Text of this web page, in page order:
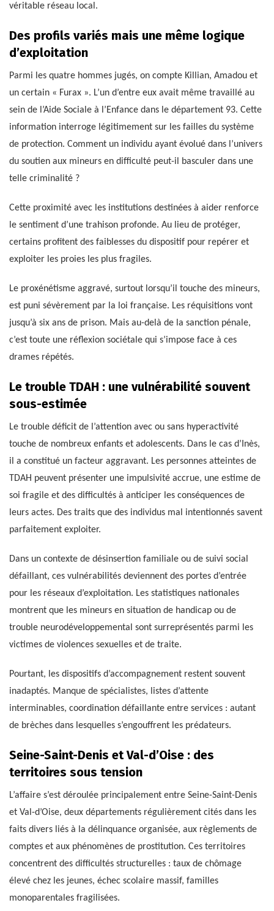
véritable réseau local.
Des profils variés mais une même logique
d’exploitation
Parmi les quatre hommes jugés, on compte Killian, Amadou et
un certain « Furax ». L’un d’entre eux avait même travaillé au
sein de l’Aide Sociale à l’Enfance dans le département 93. Cette
information interroge légitimement sur les failles du système
de protection. Comment un individu ayant évolué dans l’univers
du soutien aux mineurs en difficulté peut-il basculer dans une
telle criminalité ?
Cette proximité avec les institutions destinées à aider renforce
le sentiment d’une trahison profonde. Au lieu de protéger,
certains profitent des faiblesses du dispositif pour repérer et
exploiter les proies les plus fragiles.
Le proxénétisme aggravé, surtout lorsqu’il touche des mineurs,
est puni sévèrement par la loi française. Les réquisitions vont
jusqu’à six ans de prison. Mais au-delà de la sanction pénale,
c’est toute une réflexion sociétale qui s’impose face à ces
drames répétés.
Le trouble TDAH : une vulnérabilité souvent
sous-estimée
Le trouble déficit de l’attention avec ou sans hyperactivité
touche de nombreux enfants et adolescents. Dans le cas d’Inès,
il a constitué un facteur aggravant. Les personnes atteintes de
TDAH peuvent présenter une impulsivité accrue, une estime de
soi fragile et des difficultés à anticiper les conséquences de
leurs actes. Des traits que des individus mal intentionnés savent
parfaitement exploiter.
Dans un contexte de désinsertion familiale ou de suivi social
défaillant, ces vulnérabilités deviennent des portes d’entrée
pour les réseaux d’exploitation. Les statistiques nationales
montrent que les mineurs en situation de handicap ou de
trouble neurodéveloppemental sont surreprésentés parmi les
victimes de violences sexuelles et de traite.
Pourtant, les dispositifs d’accompagnement restent souvent
inadaptés. Manque de spécialistes, listes d’attente
interminables, coordination défaillante entre services : autant
de brèches dans lesquelles s’engouffrent les prédateurs.
Seine-Saint-Denis et Val-d’Oise : des
territoires sous tension
L’affaire s’est déroulée principalement entre Seine-Saint-Denis
et Val-d’Oise, deux départements régulièrement cités dans les
faits divers liés à la délinquance organisée, aux règlements de
comptes et aux phénomènes de prostitution. Ces territoires
concentrent des difficultés structurelles : taux de chômage
élevé chez les jeunes, échec scolaire massif, familles
monoparentales fragilisées.